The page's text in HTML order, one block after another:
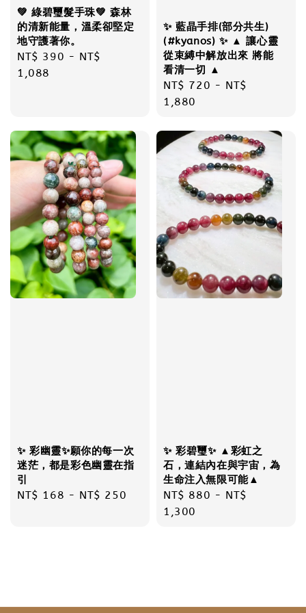
💚 綠碧璽髮手珠💚 森林
的清新能量，溫柔卻堅定
地守護著你。
Regular
price
NT$ 390 - NT$
1,088
✨ 藍晶手排(部分共生)
(#kyanos) ✨ ▲ 讓心靈
從束縛中解放出來 將能
看清一切 ▲
Regular
price
NT$ 720 - NT$
1,880
✨ 彩幽靈✨願你的每一次
迷茫，都是彩色幽靈在指
引
Regular
NT$ 168 - NT$ 250
✨ 彩碧璽✨ ▲彩虹之
石，連結內在與宇宙，為
生命注入無限可能▲
Regular
price
NT$ 880 - NT$
1,300